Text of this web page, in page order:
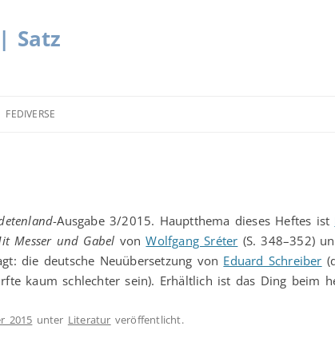
Satz
FEDIVERSE
-Ausgabe 3/2015. Hauptthema dieses Heftes ist
Messer und Gabel vonWolfgang Sréter (S. 348–352)
die deutsche Neuübersetzung von Eduard Schreiber
kaum schlechter sein). Erhältlich ist das Ding beim
2015 unter Literatur veröffentlicht.